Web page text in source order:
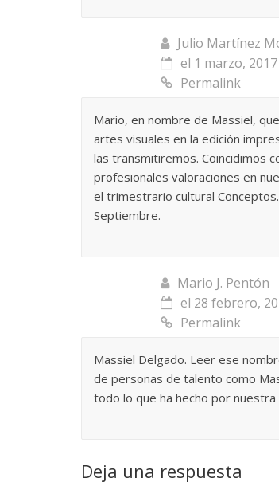
Julio Martínez
el 1 marzo,
Permalink
Mario, en nombre de Massiel,
artes visuales en la edición
las transmitiremos. Coincidimos
profesionales valoraciones en
el trimestrario cultural
Septiembre.
Mario J. Pentón
el 28 febrero,
Permalink
Massiel Delgado. Leer ese
de personas de talento como
todo lo que ha hecho por
Deja una respuesta